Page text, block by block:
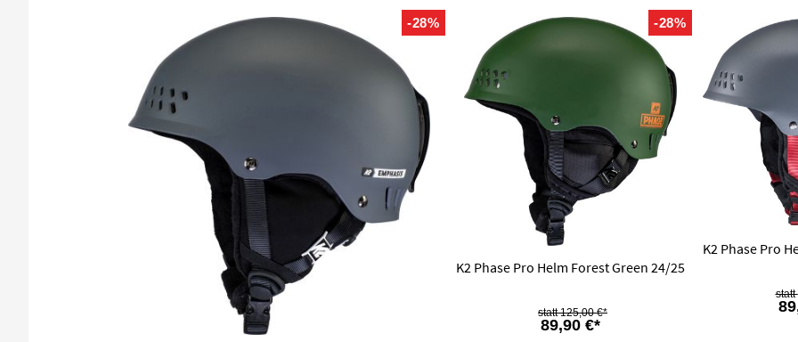
-28% -28%
K2 Phase Pro Helm Forest Green 24/25
89,90 €*
125,00 €*
K2 Phase Pro